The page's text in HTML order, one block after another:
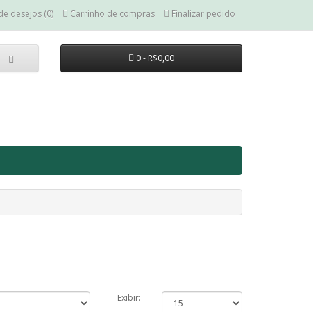
desejos (0) Carrinho de compras Finalizar pedido
0 - R$0,00
Exibir: